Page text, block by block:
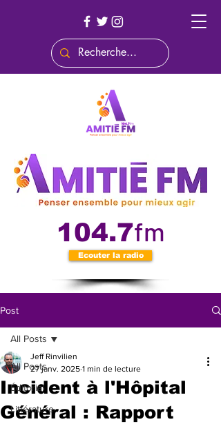
104.7fm
Ecouter la radio
Post
All Posts
Éditorial
Littérature
All Posts
Incident à l'Hôpital
Général : Rapport
Jeff Rinvilien
27 janv. 2025 1 min de lecture